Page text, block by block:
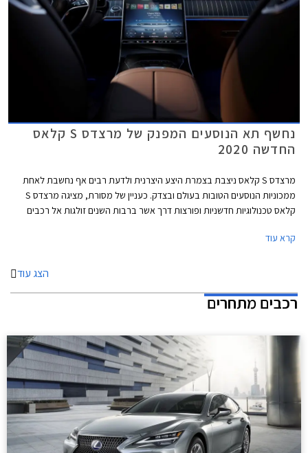
נחשף תא הנוסעים המפנק של מרצדס S קלאס
החדשה 2020
מרצדס S קלאס ניצבת בצמרת היצע היצרנית ולדעת רבים אף נחשבת לאחת
ממכוניות הנוסעים הטובות בעולם ובצדק. כעניין של מסורת, מציגה מרצדס S
קלאס טכנולוגיות חדשניות ופורצות דרך אשר ברבות השנים זולגות אל רכבים
לראשונה את כרית האוויר ואת מערכת בקרת השיוט האדפטיבית.
קרא עוד
הצג עוד
רכבים מתחרים